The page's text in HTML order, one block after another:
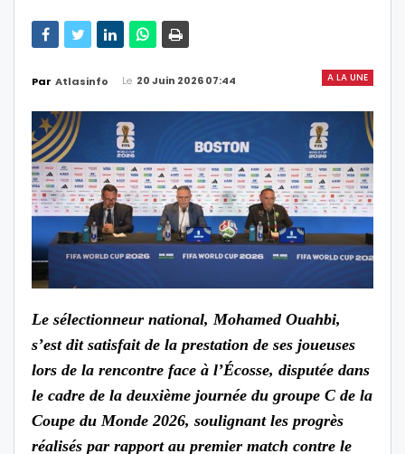
A LA UNE
Par Atlasinfo Le 20 Juin 2026 07:44
Le sélectionneur national, Mohamed Ouahbi,
s’est dit satisfait de la prestation de ses joueuses
lors de la rencontre face à l’Écosse, disputée dans
le cadre de la deuxième journée du groupe C de la
Coupe du Monde 2026, soulignant les progrès
réalisés par rapport au premier match contre le